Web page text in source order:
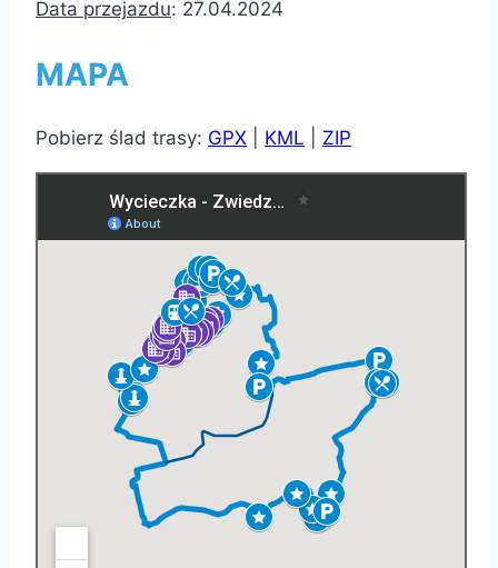
Data przejazdu: 27.04.2024
MAPA
Pobierz ślad trasy: GPX KML ZIP